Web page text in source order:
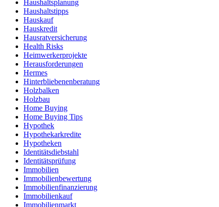
Haushaltsplanung
Haushaltstipps
Hauskauf
Hauskredit
Hausratversicherung
Health Risks
Heimwerkerprojekte
Herausforderungen
Hermes
Hinterbliebenenberatung
Holzbalken
Holzbau
Home Buying
Home Buying Tips
Hypothek
Hypothekarkredite
Hypotheken
Identitätsdiebstahl
Identitätsprüfung
Immobilien
Immobilienbewertung
Immobilienfinanzierung
Immobilienkauf
Immobilienmarkt